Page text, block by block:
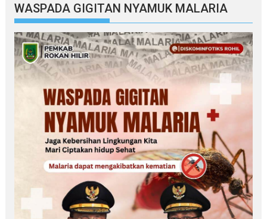
WASPADA GIGITAN NYAMUK MALARIA